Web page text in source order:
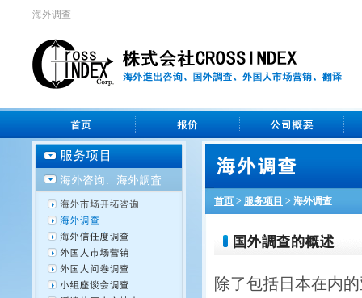
海外调查
首页 > 服务项目 > 海外调查
除了包括日本在内